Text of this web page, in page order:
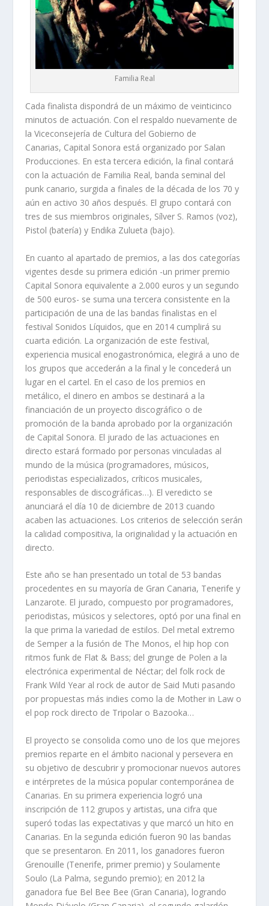
Familia Real
Cada finalista dispondrá de un máximo de veinticinco
minutos de actuación. Con el respaldo nuevamente de
laViceconsejería de Cultura del Gobierno de
Canarias, Capital Sonora está organizado por Salan
Producciones. En esta tercera edición, la final contará
con la actuación de Familia Real, banda seminal del
punk canario, surgida a finales de la década de los 70 y
aún en activo 30 años después. El grupo contará con
tres de sus miembros originales, Sílver S. Ramos (voz),
Pistol (batería) y Endika Zulueta (bajo).
En cuanto al apartado de premios, a las dos categorías
vigentes desde su primera edición -un primer premio
Capital Sonora equivalente a 2.000 euros y un segundo
de 500 euros- se suma una tercera consistente en la
participación de una de las bandas finalistas en el
festival Sonidos Líquidos, que en 2014 cumplirá su
cuarta edición. La organización de este festival,
experiencia musical enogastronómica, elegirá a uno de
los grupos que accederán a la final y le concederá un
lugar en el cartel. En el caso de los premios en
metálico, el dinero en ambos se destinará a la
financiación de un proyecto discográfico o de
promoción de la banda aprobado por la organización
de Capital Sonora. El jurado de las actuaciones en
directo estará formado por personas vinculadas al
mundo de la música (programadores, músicos,
periodistas especializados, críticos musicales,
responsables de discográficas…). El veredicto se
anunciará el día 10 de diciembre de 2013 cuando
acaben las actuaciones. Los criterios de selección serán
la calidad compositiva, la originalidad y la actuación en
directo.
Este año se han presentado un total de 53 bandas
procedentes en su mayoría de Gran Canaria, Tenerife y
Lanzarote. El jurado, compuesto por programadores,
periodistas, músicos y selectores, optó por una final en
la que prima la variedad de estilos. Del metal extremo
de Semper a la fusión de The Monos, el hip hop con
ritmosfunk de Flat & Bass; del grunge de Polen a la
electrónica experimental de Néctar; delfolk rock de
Frank Wild Year al rock de autor de Said Muti pasando
por propuestas más indies como la de Mother in Law o
el pop rock directo de Tripolar o Bazooka…
El proyecto se consolida como uno de los que mejores
premios reparte en el ámbito nacional y persevera en
su objetivo de descubrir y promocionar nuevos autores
e intérpretes de la música popular contemporánea de
Canarias. En su primera experiencia logró una
inscripción de 112 grupos y artistas, una cifra que
superó todas las expectativas y que marcó un hito en
Canarias. En la segunda edición fueron 90 las bandas
que se presentaron. En 2011, los ganadores fueron
Grenouille (Tenerife, primer premio) y Soulamente
Soulo (La Palma, segundo premio); en 2012 la
ganadora fue Bel Bee Bee (Gran Canaria), logrando